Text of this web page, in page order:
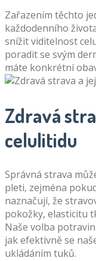
Zařazením těchto
každodenního
snížit viditelnost
poradit se svým
máte konkrétní
Zdravá
celulitidu
Správná strava
pleti, zejména
naznačují, že
pokožky, elasticitu
Naše volba
jak efektivně se
ukládáním tuků.